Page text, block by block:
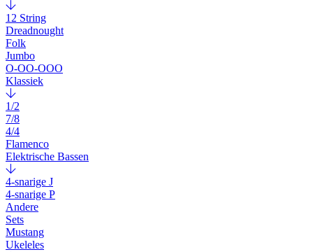
12 String
Dreadnought
Folk
Jumbo
O-OO-OOO
Klassiek
1/2
7/8
4/4
Flamenco
Elektrische Bassen
4-snarige J
4-snarige P
Andere
Sets
Mustang
Ukeleles